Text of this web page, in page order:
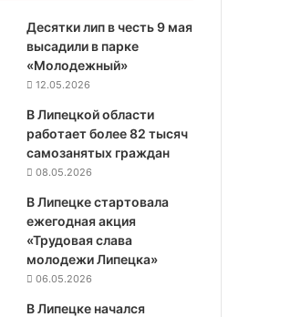
Десятки лип в честь 9 мая
высадили в парке
«Молодежный»
12.05.2026
В Липецкой области
работает более 82 тысяч
самозанятых граждан
08.05.2026
В Липецке стартовала
ежегодная акция
«Трудовая слава
молодежи Липецка»
06.05.2026
В Липецке начался